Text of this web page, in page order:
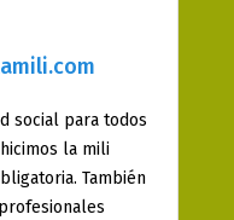
social para todos
la mili
También